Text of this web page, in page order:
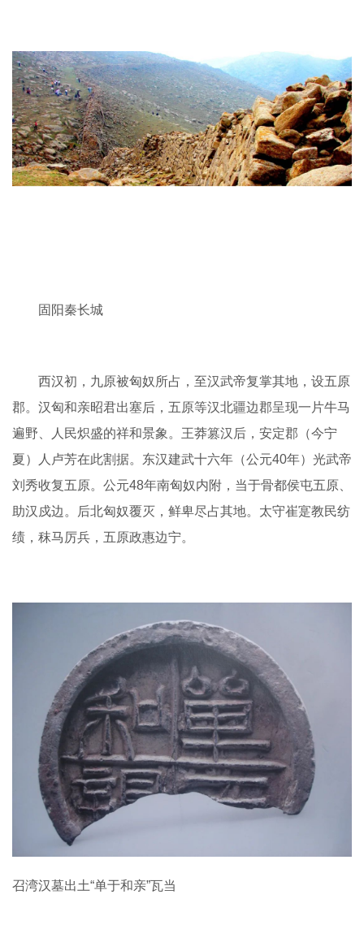
固阳秦长城
西汉初，九原被匈奴所占，至汉武帝复掌其地，设五原
郡。汉匈和亲昭君出塞后，五原等汉北疆边郡呈现一片牛马
遍野、人民炽盛的祥和景象。王莽篡汉后，安定郡（今宁
夏）人卢芳在此割据。东汉建武十六年（公元40年）光武帝
刘秀收复五原。公元48年南匈奴内附，当于骨都侯屯五原、
助汉戍边。后北匈奴覆灭，鲜卑尽占其地。太守崔寔教民纺
绩，秣马厉兵，五原政惠边宁。
召湾汉墓出土“单于和亲”瓦当